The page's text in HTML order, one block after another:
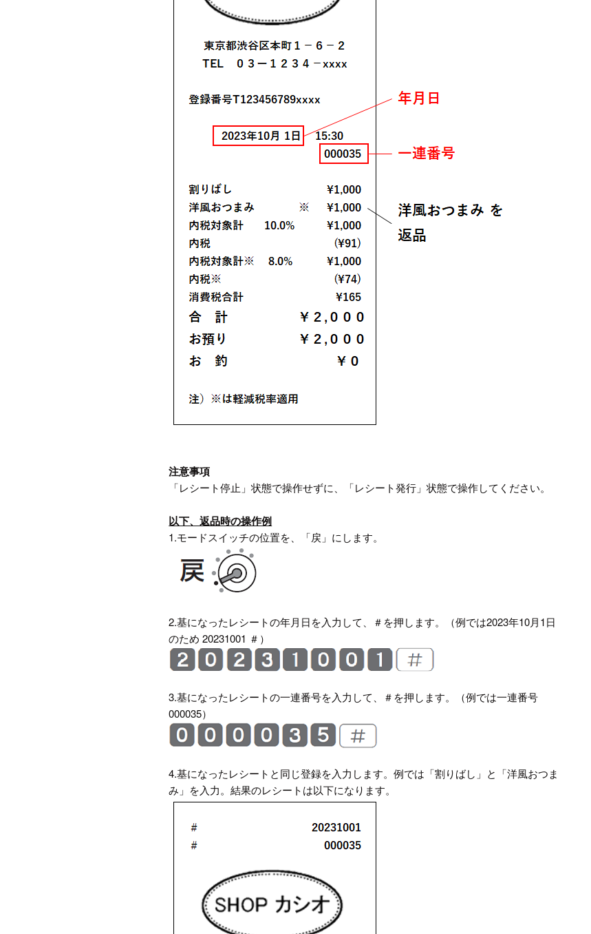
注意事項
「レシート停止」状態で操作せずに、「レシート発行」状態で操作してください。
以下、返品時の操作例
1.モードスイッチの位置を、「戻」にします。
2.基になったレシートの年月日を入力して、＃を押します。（例では2023年10月1日
のため 20231001 ＃）
3.基になったレシートの一連番号を入力して、＃を押します。（例では一連番号
000035）
4.基になったレシートと同じ登録を入力します。例では「割りばし」と「洋風おつま
み」を入力。結果のレシートは以下になります。